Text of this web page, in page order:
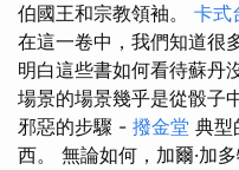
伯國王和宗教領袖。 卡式
在這一卷中，我們知道很
明白這些書如何看待蘇丹
場景的場景幾乎是從骰子
邪惡的步驟 - 撥金堂 典型
西。 無論如何，加爾·加